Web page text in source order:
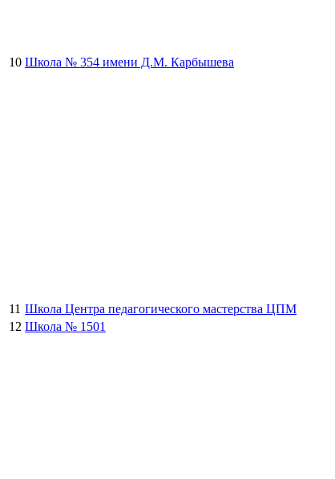
10 Школа № 354 имени Д.М. Карбышева
11 Школа Центра педагогического мастерства ЦПМ
12 Школа № 1501